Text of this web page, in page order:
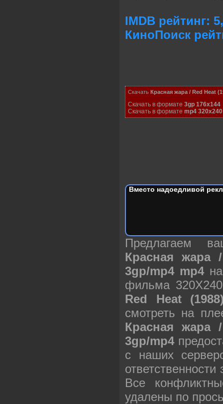
IMDB рейтинг:
КиноПоиск
Скачать Красная жара / Red Heat
Скачать в формате 3gp 176x144
Скачать в формате mp4 320x240
Вместо надоедливой
Предлагаем
Красная жара
3gp/mp4 mp4
фильма
Red Heat
смотреть на
Красная жара
3gp/mp4
с наших
Все
удалены по